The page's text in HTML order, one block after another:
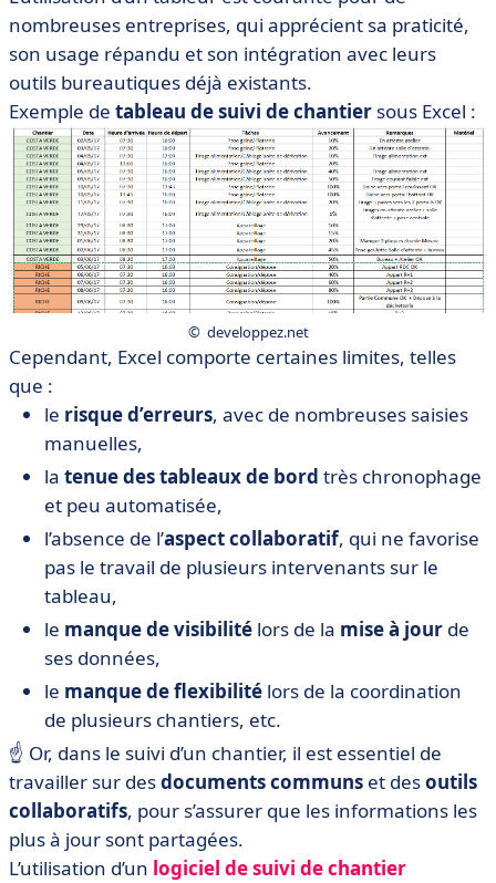
nombreuses entreprises, qui apprécient sa praticité,
son usage répandu et son intégration avec leurs
outils bureautiques déjà existants.
Exemple de tableau de suivi de chantier sous Excel :
© developpez.net
Cependant, Excel comporte certaines limites, telles
que :
le risque d’erreurs, avec de nombreuses saisies
manuelles,
la tenue des tableaux de bord très chronophage
et peu automatisée,
l’absence de l’aspect collaboratif, qui ne favorise
pas le travail de plusieurs intervenants sur le
tableau,
le manque de visibilité lors de la mise à jour de
ses données,
le manque deflexibilité lors de la coordination
de plusieurs chantiers, etc.
☝️ Or, dans le suivi d’un chantier, il est essentiel de
travailler sur desdocuments communs et desoutils
collaboratifs, pour s’assurer que les informations les
plus à jour sont partagées.
L’utilisation d’un logiciel de suivi de chantier